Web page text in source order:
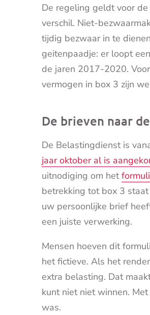
De regeling geldt voor
verschil. Niet-
tijdig bezwaar in te
geitenpaadje: er loopt
de jaren 2017-2020.
vermogen in box 3 zijn
De brieven naar
De Belastingdienst is
jaar oktober al is
uitnodiging om het
betrekking tot box 3
uw persoonlijke brief
een juiste verwerking.
Mensen hoeven dit
het fictieve. Als het
extra belasting. Dat
kunt niet niet winnen.
was.